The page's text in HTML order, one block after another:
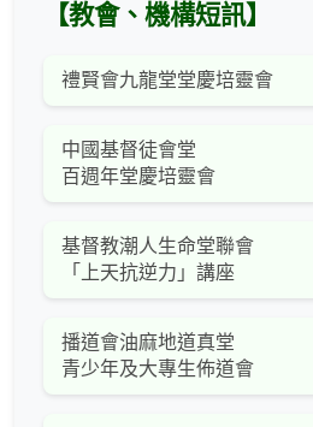
【教會、機構短訊】
禮賢會九龍堂堂慶培靈會
中國基督徒會堂
百週年堂慶培靈會
基督教潮人生命堂聯會
「上天抗逆力」講座
播道會油麻地道真堂
青少年及大專生佈道會